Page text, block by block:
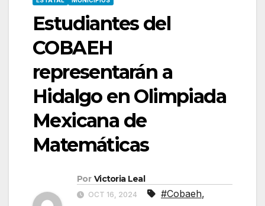
Estudiantes del
COBAEH
representarán a
Hidalgo en Olimpiada
Mexicana de
Matemáticas
Por Victoria Leal
OCT 16, 2024 #Cobaeh,